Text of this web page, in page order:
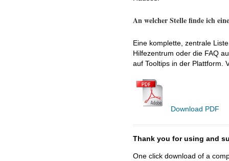
An welcher Stelle finde ich
Eine komplette, zentrale
Hilfezentrum oder die FAQ
auf Tooltips in der Plattform.
Download PDF
Thank you for using and
One click download of a